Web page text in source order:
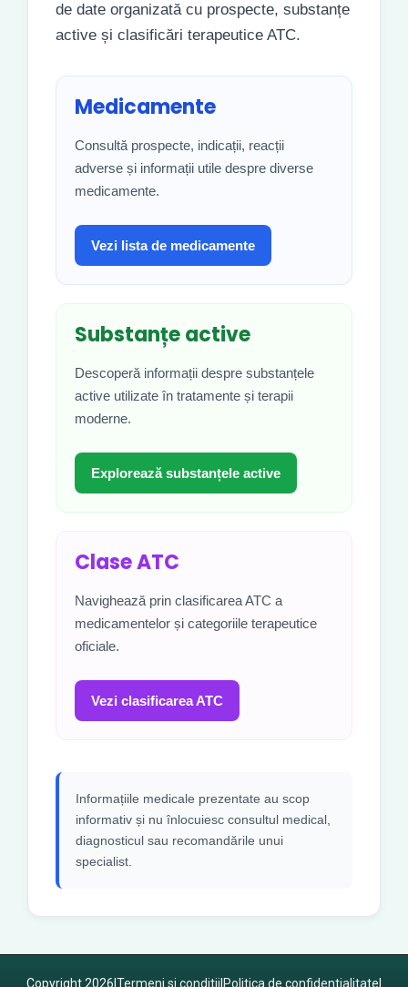
de date organizată cu prospecte, substanțe
active și clasificări terapeutice ATC.
Medicamente
Consultă prospecte, indicații, reacții
adverse și informații utile despre diverse
medicamente.
Vezi lista de medicamente
Substanțe active
Descoperă informații despre substanțele
active utilizate în tratamente și terapii
moderne.
Explorează substanțele active
Clase ATC
Navighează prin clasificarea ATC a
medicamentelor și categoriile terapeutice
oficiale.
Vezi clasificarea ATC
Informațiile medicale prezentate au scop
informativ și nu înlocuiesc consultul medical,
diagnosticul sau recomandările unui
specialist.
Copyright 2026 Termeni si conditii Politica de confidentialitate